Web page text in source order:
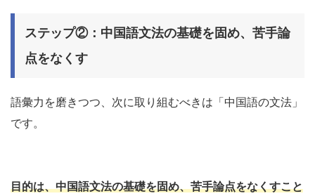
ステップ②：中国語文法の基礎を固め、苦手論
点をなくす
語彙力を磨きつつ、次に取り組むべきは「中国語の文法」
です。
目的は、中国語文法の基礎を固め、苦手論点をなくすこと